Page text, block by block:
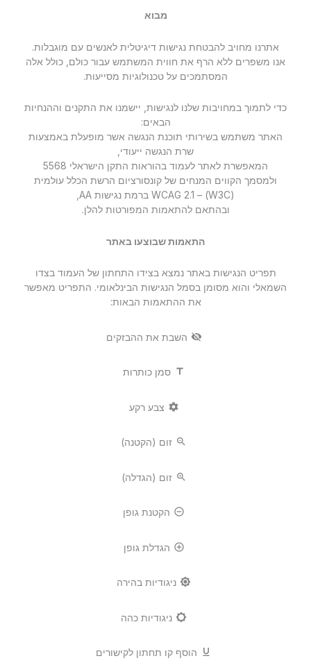
לאפס
כל
האפשרויות
מבוא
אתרנו מחויב להבטחת נגישות דיגיטלית לאנשים עם מוגבלות.
אנו משפרים ללא הרף את חווית המשתמש עבור כולם, כולל אלה
המסתמכים על טכנולוגיות מסייעות.
כדי לתמוך במחויבות שלנו לנגישות, יישמנו את התקנים וההנחיות
הבאים:
האתר משתמש בשירותי תוכנת הנגשה אשר מופעלת באמצעות
שרת הנגשה ייעודי,
המאפשרת לאתר לעמוד בהוראות התקן הישראלי 5568
ולמסמך הקווים המנחים של קונסורציום הרשת הכלל עולמית
‏(W3C)‏ – WCAG 2.1 ברמת נגישות AA,
ובהתאם להתאמות המפורטות להלן.
התאמות שבוצעו באתר
תפריט הנגישות באתר נמצא בצידו התחתון של העמוד בצדו
השמאלי והוא מסומן בסמל הנגישות הבינלאומי. התפריט מאפשר
את ההתאמות הבאות:
visibility_off השבת את ההבזקים
title סמן כותרות
settings צבע רקע
zoom_out זום (הקטנה)
zoom_in זום (הגדלה)
remove_circle_outline הקטנת גופן
add_circle_outline הגדלת גופן
brightness_high ניגודיות בהירה
brightness_low ניגודיות כהה
format_underlined הוסף קו תחתון לקישורים